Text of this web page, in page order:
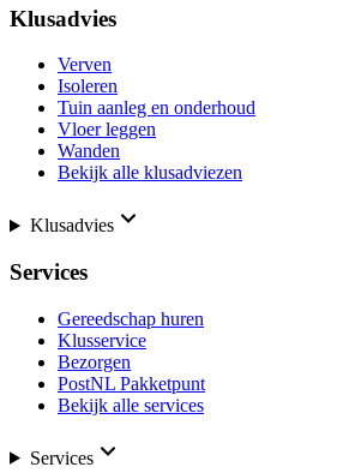
Klusadvies
Verven
Isoleren
Tuin aanleg en onderhoud
Vloer leggen
Wanden
Bekijk alle klusadviezen
Klusadvies
Services
Gereedschap huren
Klusservice
Bezorgen
PostNL Pakketpunt
Bekijk alle services
Services